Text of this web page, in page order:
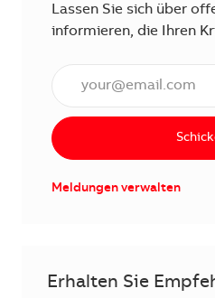
Lassen Sie sich über
informieren, die Ihren
Meldungen verwalten
Erhalten Sie